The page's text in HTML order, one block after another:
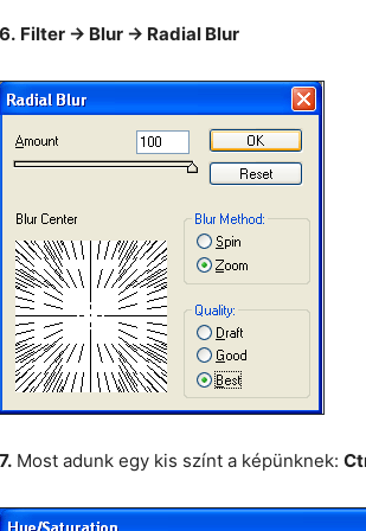
6. Filter -> Blur -> Radial Blur
7. Most adunk egy kis színt a képünknek: